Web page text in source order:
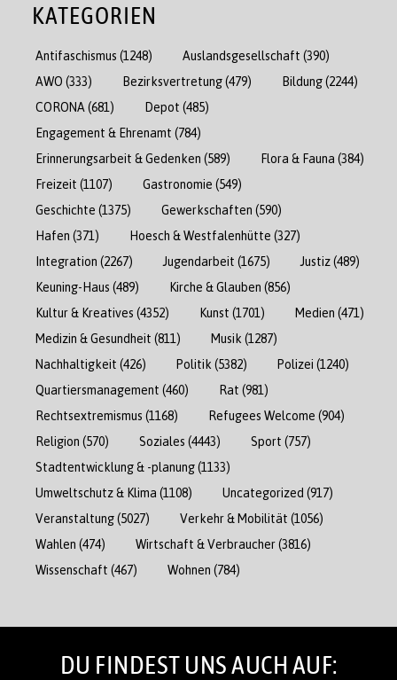
KATEGORIEN
Antifaschismus (1248) Auslandsgesellschaft (390)
AWO (333) Bezirksvertretung(479) Bildung(2244)
CORONA (681) Depot (485)
Engagement & Ehrenamt (784)
Erinnerungsarbeit & Gedenken (589) Flora & Fauna (384)
Freizeit (1107) Gastronomie (549)
Geschichte (1375) Gewerkschaften (590)
Hafen (371) Hoesch & Westfalenhütte (327)
Integration (2267) Jugendarbeit (1675) Justiz(489)
Keuning-Haus (489) Kirche & Glauben (856)
Kultur & Kreatives (4352) Kunst (1701) Medien (471)
Medizin & Gesundheit (811) Musik (1287)
Nachhaltigkeit (426) Politik (5382) Polizei (1240)
Quartiersmanagement (460) Rat (981)
Rechtsextremismus (1168) Refugees Welcome (904)
Religion (570) Soziales (4443) Sport (757)
Stadtentwicklung & -planung(1133)
Umweltschutz & Klima (1108) Uncategorized (917)
Veranstaltung(5027) Verkehr & Mobilität (1056)
Wahlen (474) Wirtschaft & Verbraucher(3816)
Wissenschaft (467) Wohnen (784)
DU FINDEST UNS AUCH AUF: